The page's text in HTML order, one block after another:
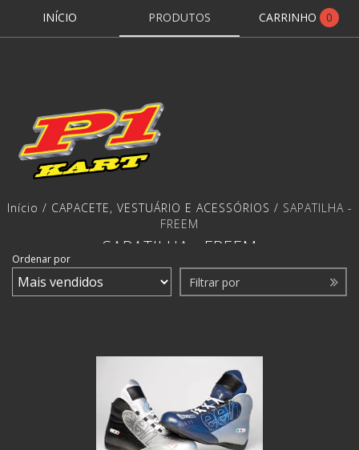
INÍCIO PRODUTOS CARRINHO 0
Início / CAPACETE, VESTUÁRIO E ACESSÓRIOS / SAPATILHA -
FREEM
SAPATILHA - FREEM
Ordenar por
Filtrar por